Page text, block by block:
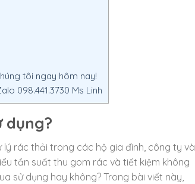
tôi ngay hôm nay!
098.441.3730 Ms Linh
dụng?
lý rác thải trong các hộ gia đình, công ty và
tần suất thu gom rác và tiết kiệm không
sử dụng hay không? Trong bài viết này,